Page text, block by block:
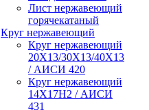
Лист нержавеющий
горячекатаный
Круг нержавеющий
Круг нержавеющий
20Х13/30Х13/40Х13
/ АИСИ 420
Круг нержавеющий
14Х17Н2 / АИСИ
431